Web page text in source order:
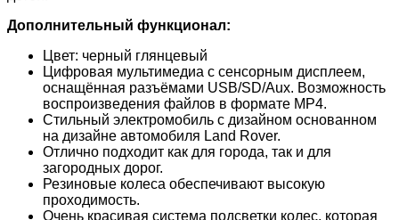
Дополнительный функционал:
Цвет: черный глянцевый
Цифровая мультимедиа с сенсорным дисплеем,
оснащённая разъёмами USB/SD/Aux. Возможность
воспроизведения файлов в формате MP4.
Стильный электромобиль с дизайном основанном
на дизайне автомобиля Land Rover.
Отлично подходит как для города, так и для
загородных дорог.
Резиновые колеса обеспечивают высокую
проходимость.
Очень красивая система подсветки колес, которая